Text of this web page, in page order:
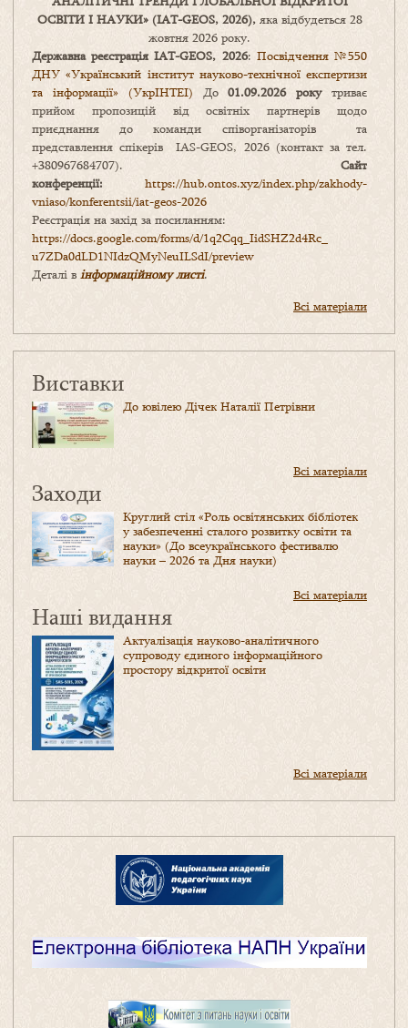
ОСВІТИ І НАУКИ» (IAT-GEOS, 2026),яка відбудеться 28
жовтня 2026 року.
Державна реєстрація IAT-GEOS, 2026: Посвідчення №550
ДНУ «Український інститут науково-технічної експертизи
та інформації» (УкрІНТЕІ) До01.09.2026 рокутриває
прийом пропозицій від освітніх партнерів щодо
приєднання до команди співорганізаторів та
представлення спікерів IAS-GEOS, 2026 (контакт за тел.
+380967684707). Сайт
конференції: https://hub.ontos.xyz/index.php/zakhody-
vniaso/konferentsii/iat-geos-2026
Реєстрація на захід за посиланням:
https://docs.google.com/forms/d/1q2Cqq_IidSHZ2d4Rc_
u7ZDa0dLD1NIdzQMyNeuILSdI/preview
Деталі в інформаційному листі.
Всі матеріали
Виставки
До ювілею Дічек Наталії Петрівни
Всі матеріали
Заходи
Круглий стіл «Роль освітянських бібліотек
у забезпеченні сталого розвитку освіти та
науки» (До всеукраїнського фестивалю
науки – 2026 та Дня науки)
Всі матеріали
Наші видання
Актуалізація науково-аналітичного
супроводу єдиного інформаційного
простору відкритої освіти
Всі матеріали